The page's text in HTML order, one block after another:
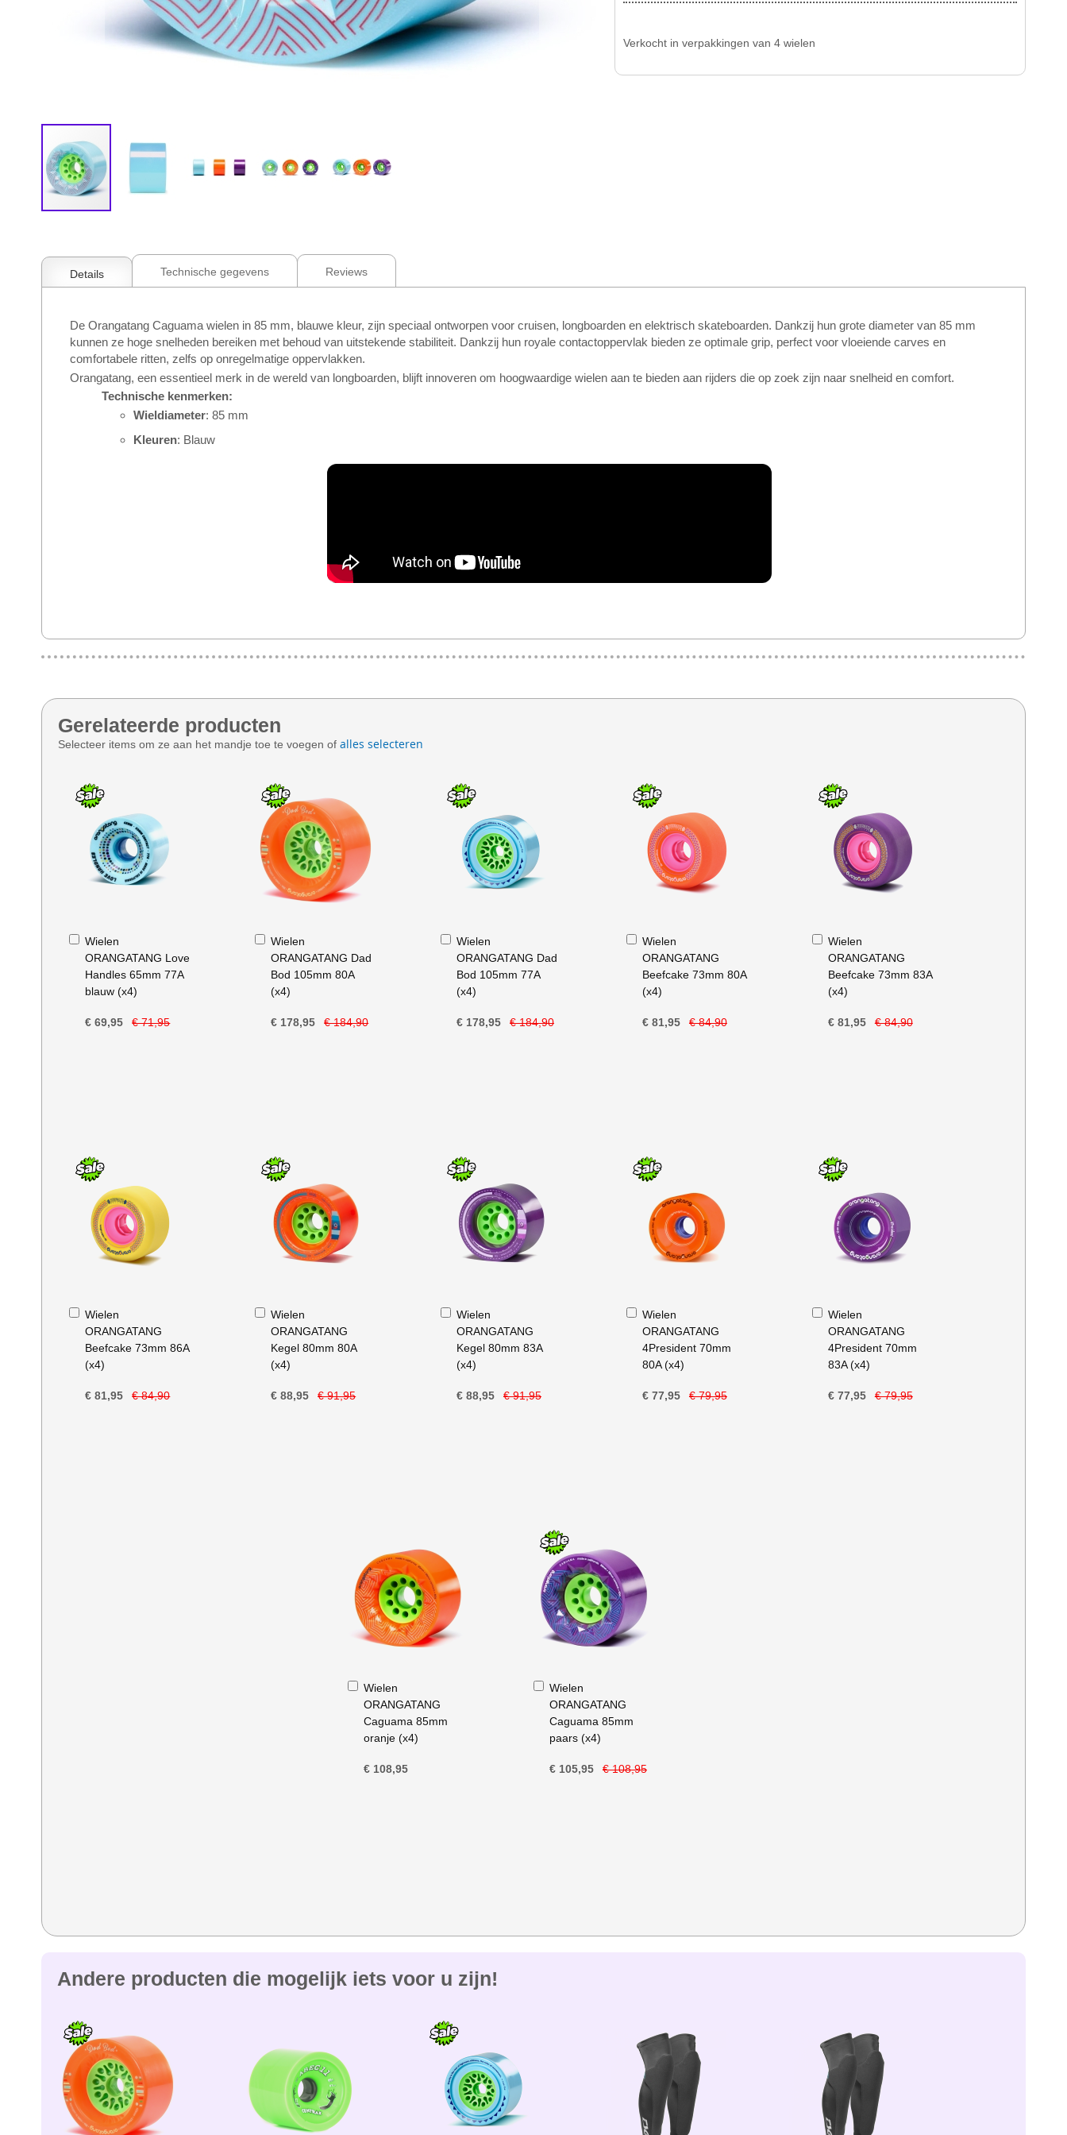
gallerij
Verkocht in verpakkingen van 4 wielen
Details
De Orangatang Caguama wielen in 85 mm, blauwe kleur, zijn speciaal ontworpen voor cruisen, longboarden en elektrisch skateboarden. Dankzij hun grote diameter van 85 mm
kunnen ze hoge snelheden bereiken met behoud van uitstekende stabiliteit. Dankzij hun royale contactoppervlak bieden ze optimale grip, perfect voor vloeiende carves en
comfortabele ritten, zelfs op onregelmatige oppervlakken.
Orangatang, een essentieel merk in de wereld van longboarden, blijft innoveren om hoogwaardige wielen aan te bieden aan rijders die op zoek zijn naar snelheid en comfort.
Technische kenmerken:
Wieldiameter: 85 mm
Kleuren: Blauw
Technische gegevens Reviews
Gerelateerde producten
Selecteer items om ze aan het mandje toe te voegen of alles selecteren
Wielen
ORANGATANG Love
Handles 65mm 77A
blauw (x4)
€ 69,95 € 71,95
In
Winkelwagen
Wielen
ORANGATANG Dad
Bod 105mm 80A
(x4)
€ 178,95 € 184,90
In
Winkelwagen
Wielen
ORANGATANG Dad
Bod 105mm 77A
(x4)
€ 178,95 € 184,90
In
Winkelwagen
Wielen
ORANGATANG
Beefcake 73mm 80A
(x4)
€ 81,95 € 84,90
In
Winkelwagen
Wielen
ORANGATANG
Beefcake 73mm 83A
(x4)
€ 81,95 € 84,90
In
Winkelwagen
Wielen
ORANGATANG
Beefcake 73mm 86A
(x4)
€ 81,95 € 84,90
In
Winkelwagen
Wielen
ORANGATANG
Kegel 80mm 80A
(x4)
€ 88,95 € 91,95
In
Winkelwagen
Wielen
ORANGATANG
Kegel 80mm 83A
(x4)
€ 88,95 € 91,95
In
Winkelwagen
Wielen
ORANGATANG
4President 70mm
80A (x4)
€ 77,95 € 79,95
In
Winkelwagen
Wielen
ORANGATANG
4President 70mm
83A (x4)
€ 77,95 € 79,95
In
Winkelwagen
Wielen
ORANGATANG
Caguama 85mm
oranje (x4)
€ 108,95
In
Winkelwagen
Wielen
ORANGATANG
Caguama 85mm
paars (x4)
€ 105,95 € 108,95
In
Winkelwagen
Andere producten die mogelijk iets voor u zijn!